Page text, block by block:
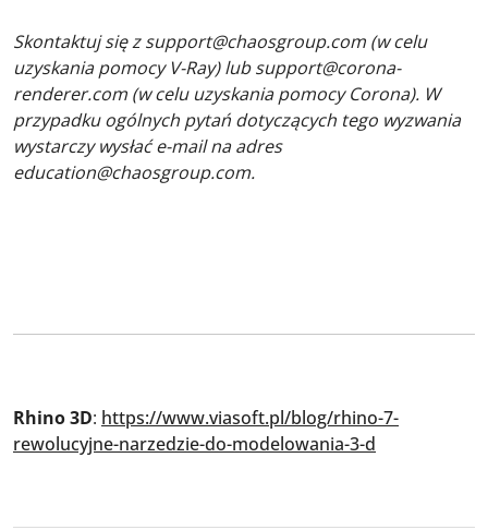
Skontaktuj się z support@chaosgroup.com (w celu
uzyskania pomocy V-Ray) lub support@corona-
renderer.com (w celu uzyskania pomocy Corona). W
przypadku ogólnych pytań dotyczących tego wyzwania
wystarczy wysłać e-mail na adres
education@chaosgroup.com.
Rhino 3D: https://www.viasoft.pl/blog/rhino-7-
rewolucyjne-narzedzie-do-modelowania-3-d